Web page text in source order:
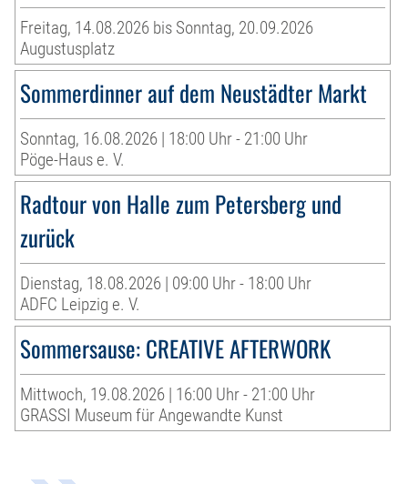
Freitag, 14.08.2026 bis Sonntag, 20.09.2026
Augustusplatz
Sommerdinner auf dem Neustädter Markt
Sonntag, 16.08.2026 | 18:00 Uhr - 21:00 Uhr
Pöge-Haus e. V.
Radtour von Halle zum Petersberg und
zurück
Dienstag, 18.08.2026 | 09:00 Uhr - 18:00 Uhr
ADFC Leipzig e. V.
Sommersause: CREATIVE AFTERWORK
Mittwoch, 19.08.2026 | 16:00 Uhr - 21:00 Uhr
GRASSI Museum für Angewandte Kunst